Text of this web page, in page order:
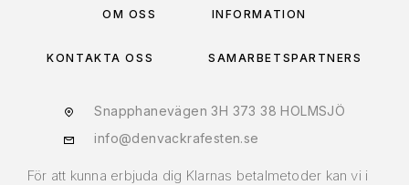
OM OSS INFORMATION
KONTAKTA OSS SAMARBETSPARTNERS
Snapphanevägen 3H 373 38 HOLMSJÖ
info@denvackrafesten.se
För att kunna erbjuda dig Klarnas betalmetoder kan vi i